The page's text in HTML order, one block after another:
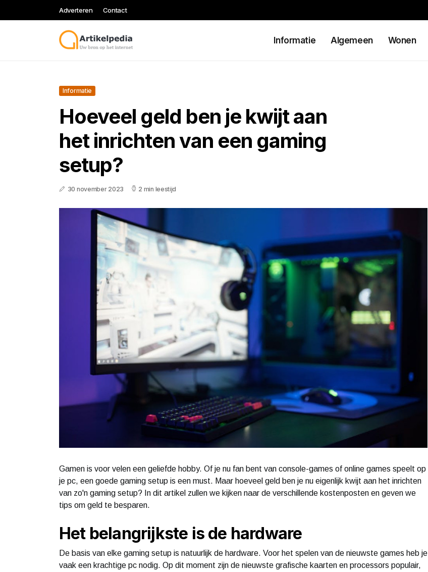
Adverteren Contact
Informatie Algemeen Wonen
Informatie
Hoeveel geld ben je kwijt aan
het inrichten van een gaming
setup?
30 november 2023 2 min leestijd
Gamen is voor velen een geliefde hobby. Of je nu fan bent van console-games of online games speelt op
je pc, een goede gaming setup is een must. Maar hoeveel geld ben je nu eigenlijk kwijt aan het inrichten
van zo'n gaming setup? In dit artikel zullen we kijken naar de verschillende kostenposten en geven we
tips om geld te besparen.
Het belangrijkste is de hardware
De basis van elke gaming setup is natuurlijk de hardware. Voor het spelen van de nieuwste games heb je
vaak een krachtige pc nodig. Op dit moment zijn de nieuwste grafische kaarten en processors populair,